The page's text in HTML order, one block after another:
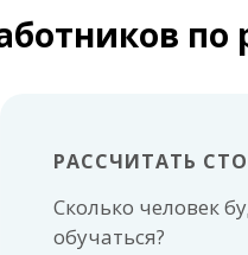
по
РАССЧИТАТЬ
Сколько человек
обучаться?